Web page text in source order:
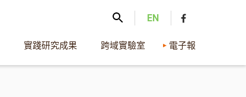
實踐研究成果 跨域實驗室 電子報
EN